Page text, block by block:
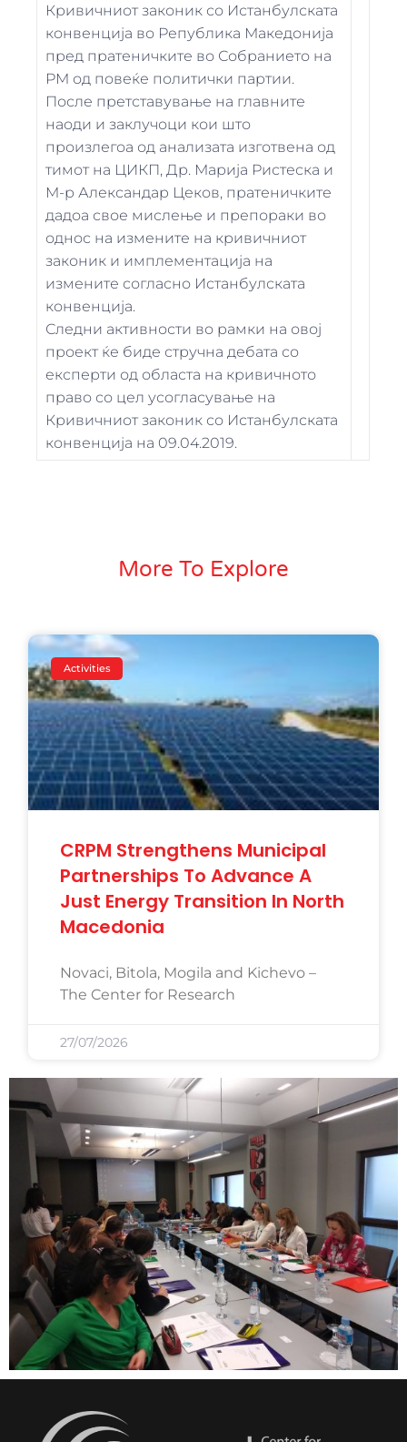
Кривичниот законик со Истанбулската
конвенција во Република Македонија
пред пратеничките во Собранието на
РМ од повеќе политички партии.
После претставување на главните
наоди и заклучоци кои што
произлегоа од анализата изготвена од
тимот на ЦИКП, Др. Марија Ристеска и
М-р Александар Цеков, пратеничките
дадоа свое мислење и препораки во
однос на измените на кривичниот
законик и имплементација на
измените согласно Истанбулската
конвенција.
Следни активности во рамки на овој
проект ќе биде стручна дебата со
експерти од областа на кривичното
право со цел усогласување на
Кривичниот законик со Истанбулската
конвенција на 09.04.2019.
More To Explore
Activities
CRPM Strengthens Municipal
Partnerships To Advance A
Just Energy Transition In North
Macedonia
Novaci, Bitola, Mogila and Kichevo –
The Center for Research
27/07/2026